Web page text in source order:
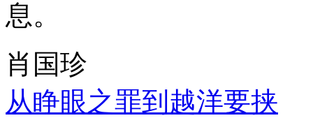
息。
肖国珍
从睁眼之罪到越洋要挟